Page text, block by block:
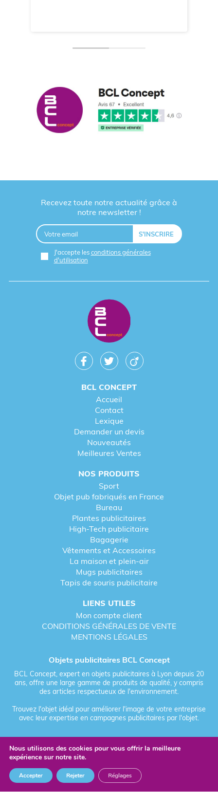
Recevez toute notre actualité grâce à
notre newsletter !
J'accepte lesconditions générales
d'utilisation
BCL CONCEPT
Accueil
Contact
Lexique
Demander un devis
Nouveautés
Meilleures Ventes
NOS PRODUITS
Sport
Objet pub fabriqués en France
Bureau
Plantes publicitaires
High-Tech publicitaire
Bagagerie
Vêtements et Accessoires
La maison et plein-air
Mugs publicitaires
Tapis de souris publicitaire
LIENS UTILES
Mon compte client
CONDITIONS GÉNÉRALES DE VENTE
MENTIONS LÉGALES
Objets publicitaires BCL Concept
BCL Concept, expert en objets publicitaires à Lyon depuis 20
ans, offre une large gamme de produits de qualité, y compris
des articles respectueux de l'environnement.
Trouvez l'objet idéal pour améliorer l'image de votre entreprise
avec leur expertise en campagnes publicitaires par l'objet.
© 2026 BCL Concept - Tous droits réservés - Objet Publicitaire
Fièrement forgé par Les Vikings
Nous utilisons des cookies pour vous offrir la meilleure
expérience sur notre site.
Accepter Rejeter Réglages